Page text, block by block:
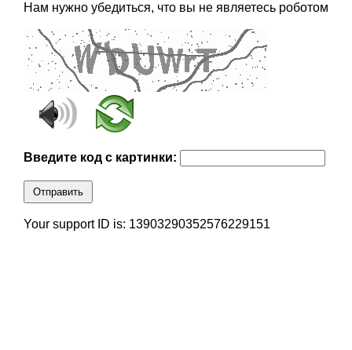
Нам нужно убедиться, что вы не являетесь роботом
Введите код с картинки:
Отправить
Your support ID is: 13903290352576229151